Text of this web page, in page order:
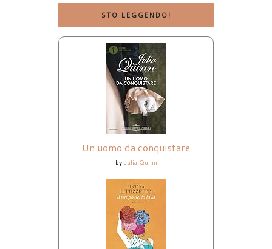
STO LEGGENDO!
Un uomo da conquistare
by Julia Quinn